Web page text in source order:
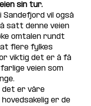
sin tur.
Sandefjord vil også
satt denne veien
omtalen rundt
flere fylkes
viktig det er å få
veien som
er våre
er de